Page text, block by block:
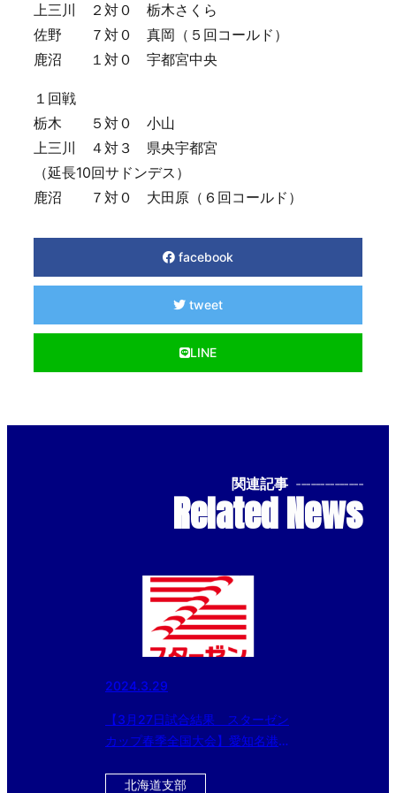
上三川 ２対０ 栃木さくら
佐野 ７対０ 真岡（５回コールド）
鹿沼 １対０ 宇都宮中央
１回戦
栃木 ５対０ 小山
上三川 ４対３ 県央宇都宮
（延長10回サドンデス）
鹿沼 ７対０ 大田原（６回コールド）
facebook
tweet
LINE
関連記事 --------------
Related News
2024.3.29
【3月27日試合結果 スターゼン
カップ春季全国大会】愛知名港ボ
16に進出!!
北海道支部